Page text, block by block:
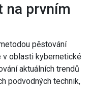
na prvním
pěstování
v oblasti kybernetické
aktuálních trendů
podvodných technik,